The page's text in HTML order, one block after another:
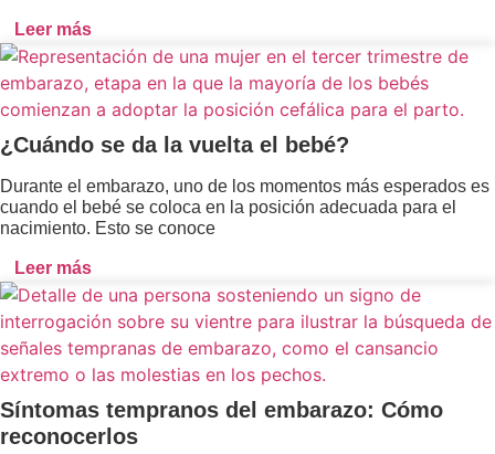
Leer más
¿Cuándo se da la vuelta el bebé?
Durante el embarazo, uno de los momentos más esperados es
cuando el bebé se coloca en la posición adecuada para el
nacimiento. Esto se conoce
Leer más
Síntomas tempranos del embarazo: Cómo
reconocerlos